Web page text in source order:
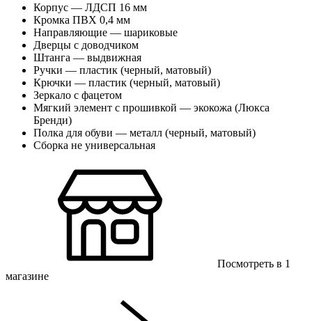
Корпус — ЛДСП 16 мм
Кромка ПВХ 0,4 мм
Направляющие — шариковые
Дверцы с доводчиком
Штанга — выдвижная
Ручки — пластик (черный, матовый)
Крючки — пластик (черный, матовый)
Зеркало с фацетом
Мягкий элемент с прошивкой — экокожа (Люкса
Бренди)
Полка для обуви — металл (черный, матовый)
Сборка не универсальная
Посмотреть в 1
магазинe